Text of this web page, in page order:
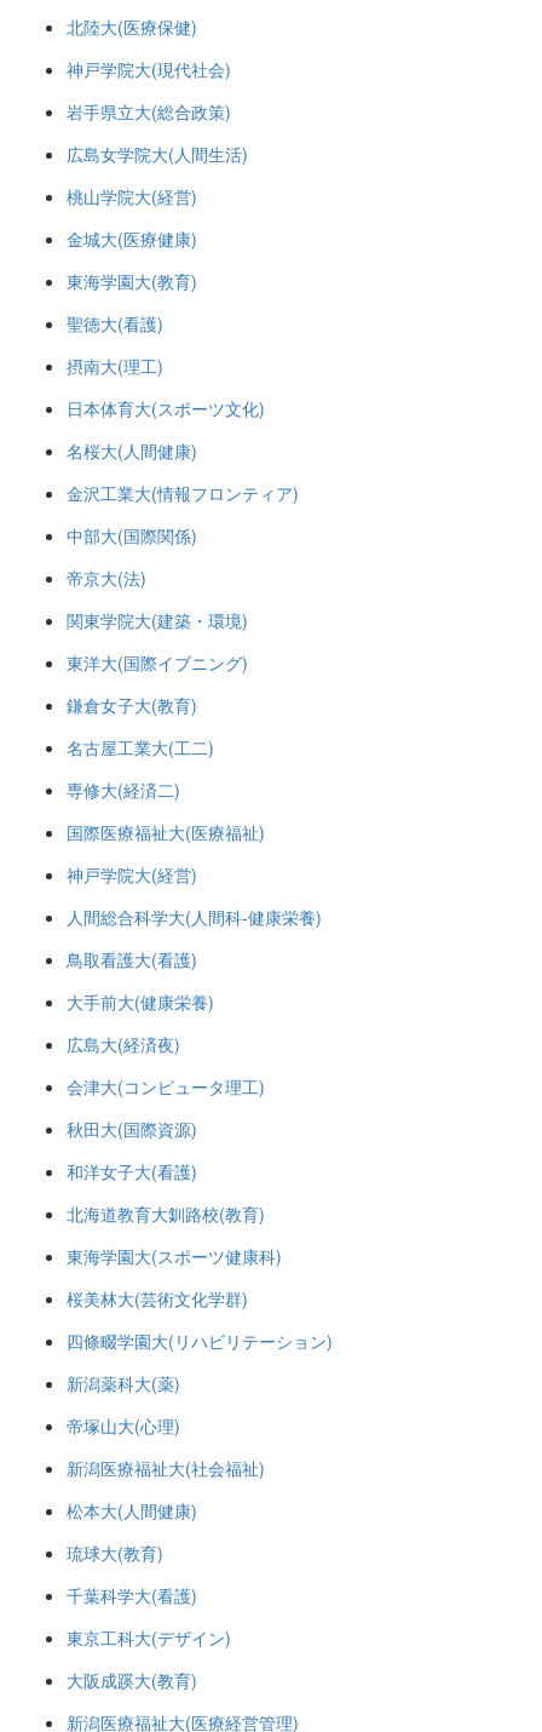
北陸大(医療保健)
神戸学院大(現代社会)
岩手県立大(総合政策)
広島女学院大(人間生活)
桃山学院大(経営)
金城大(医療健康)
東海学園大(教育)
聖徳大(看護)
摂南大(理工)
日本体育大(スポーツ文化)
名桜大(人間健康)
金沢工業大(情報フロンティア)
中部大(国際関係)
帝京大(法)
関東学院大(建築・環境)
東洋大(国際イブニング)
鎌倉女子大(教育)
名古屋工業大(工二)
専修大(経済二)
国際医療福祉大(医療福祉)
神戸学院大(経営)
人間総合科学大(人間科-健康栄養)
鳥取看護大(看護)
大手前大(健康栄養)
広島大(経済夜)
会津大(コンピュータ理工)
秋田大(国際資源)
和洋女子大(看護)
北海道教育大釧路校(教育)
東海学園大(スポーツ健康科)
桜美林大(芸術文化学群)
四條畷学園大(リハビリテーション)
新潟薬科大(薬)
帝塚山大(心理)
新潟医療福祉大(社会福祉)
松本大(人間健康)
琉球大(教育)
千葉科学大(看護)
東京工科大(デザイン)
大阪成蹊大(教育)
新潟医療福祉大(医療経営管理)